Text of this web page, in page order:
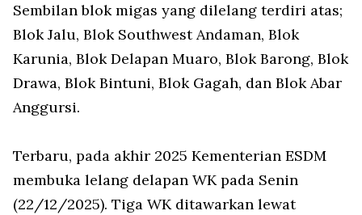
Sembilan blok migas yang dilelang terdiri atas;
Blok Jalu, Blok Southwest Andaman, Blok
Karunia, Blok Delapan Muaro, Blok Barong, Blok
Drawa, Blok Bintuni, Blok Gagah, dan Blok Abar
Anggursi.
Terbaru, pada akhir 2025 Kementerian ESDM
membuka lelang delapan WK pada Senin
(22/12/2025). Tiga WK ditawarkan lewat